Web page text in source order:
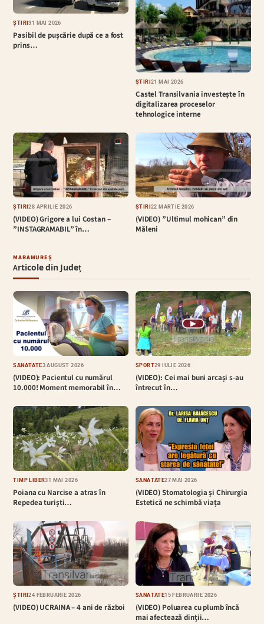
ȘTIRI31 MAI 2026
Pasibil de pușcărie după ce a fost
prins…
ȘTIRI21 MAI 2026
Castel Transilvania investește în
digitalizarea proceselor
tehnologice interne
ȘTIRI28 APRILIE 2026
(VIDEO) Grigore a lui Costan –
”INSTAGRAMABIL” în…
ȘTIRI22 MARTIE 2026
(VIDEO) ”Ultimul mohican” din
Măleni
MARAMUREȘ
Articole din Județ
SĂNĂTATE3 AUGUST 2026
(VIDEO): Pacientul cu numărul
10.000! Moment memorabil în…
▶
SPORT29 IULIE 2026
(VIDEO): Cei mai buni arcași s-au
întrecut în…
TIMP LIBER31 MAI 2026
Poiana cu Narcise a atras în
Repedea turiști…
SĂNĂTATE27 MAI 2026
(VIDEO) Stomatologia și Chirurgia
Estetică ne schimbă viața
ȘTIRI24 FEBRUARIE 2026
(VIDEO) UCRAINA – 4 ani de război
SĂNĂTATE15 FEBRUARIE 2026
(VIDEO) Poluarea cu plumb încă
mai afectează dinții…